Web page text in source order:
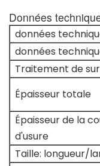
Données
données
données
Traitement de
Épaisseur totale
Épaisseur de la
d'usure
Taille: longueur/